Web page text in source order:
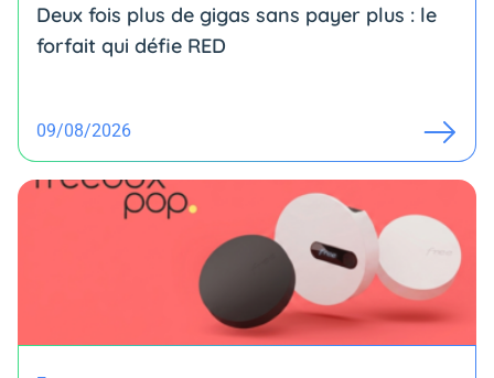
Deux fois plus de gigas sans payer plus : le
forfait qui défie RED
09/08/2026